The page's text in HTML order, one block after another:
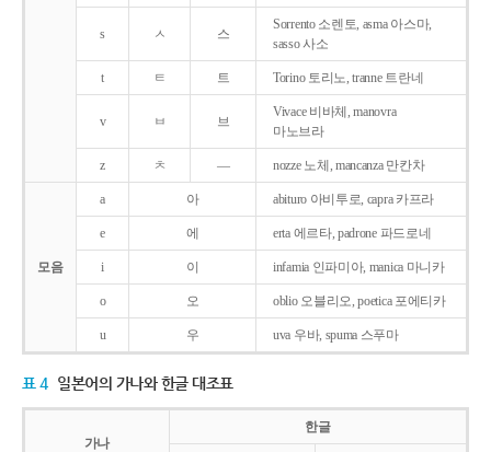
s ㅅ 스
Sorrento 소렌토, asma 아스마,
sasso 사소
t ㅌ 트 Torino 토리노, tranne 트란네
v ㅂ 브
Vivace 비바체, manovra
마노브라
z ㅊ ― nozze 노체, mancanza 만칸차
모음
a 아 abituro 아비투로, capra 카프라
e 에 erta 에르타, padrone 파드로네
i 이 infamia 인파미아, manica 마니카
o 오 oblio 오블리오, poetica 포에티카
u 우 uva 우바, spuma 스푸마
표 4 일본어의 가나와 한글 대조표
가나
한글